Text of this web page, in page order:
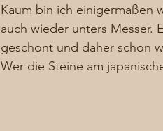
Kaum bin ich einigermaßen
auch wieder unters Messer.
geschont und daher schon
Wer die Steine am